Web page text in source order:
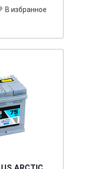
В избранное